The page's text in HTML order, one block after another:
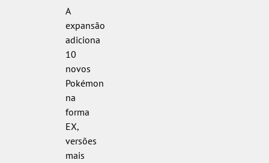
A
expansão
adiciona
10
novos
Pokémon
na
forma
EX,
versões
mais